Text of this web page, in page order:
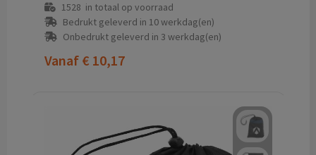
1528 in totaal op voorraad
Bedrukt geleverd in 10 werkdag(en)
Onbedrukt geleverd in 3 werkdag(en)
Vanaf € 10,17